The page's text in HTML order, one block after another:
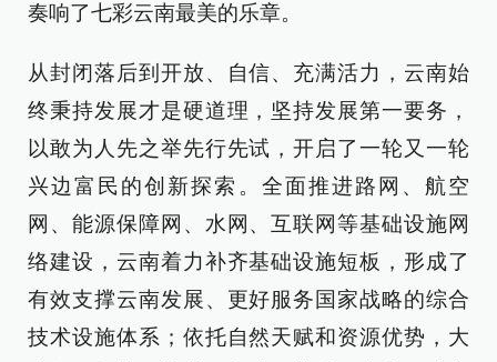
奏响了七彩云南最美的乐章。
从封闭落后到开放、自信、充满活力，云南始
终秉持发展才是硬道理，坚持发展第一要务，
以敢为人先之举先行先试，开启了一轮又一轮
兴边富民的创新探索。全面推进路网、航空
网、能源保障网、水网、互联网等基础设施网
络建设，云南着力补齐基础设施短板，形成了
有效支撑云南发展、更好服务国家战略的综合
技术设施体系；依托自然天赋和资源优势，大